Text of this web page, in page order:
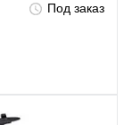
Под заказ